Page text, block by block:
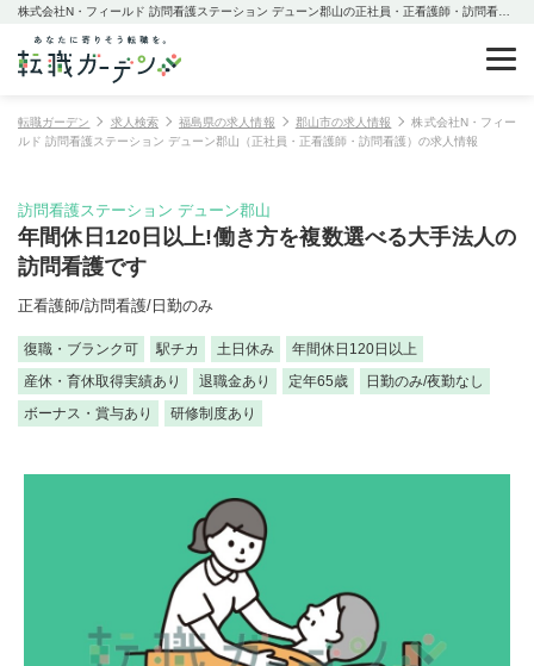
転職ガーデン 求人検索 福島県の求人情報 郡山市の求人情報
株式会社N・フィー
ルド 訪問看護ステーション デューン郡山（正社員・正看護師・訪問看護）の求人情報
訪問看護ステーション デューン郡山
年間休日120日以上!働き方を複数選べる大手法人の
訪問看護です
正看護師/訪問看護/日勤のみ
復職・ブランク可 駅チカ 土日休み
年間休日120日以上
産休・育休取得実績あり
退職金あり 定年65歳
日勤のみ/夜勤なし
ボーナス・賞与あり
研修制度あり